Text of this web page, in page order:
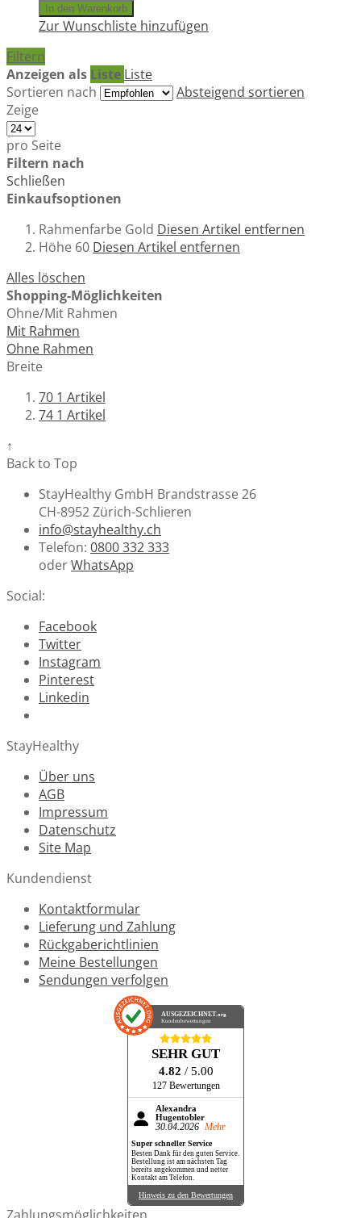
In den Warenkorb
Zur Wunschliste hinzufügen
Filtern
Anzeigen als Liste Liste
Sortieren nach
Absteigend sortieren
Zeige
pro Seite
Filtern nach
Schließen
Einkaufsoptionen
Rahmenfarbe Gold Diesen Artikel entfernen
Höhe 60 Diesen Artikel entfernen
Alles löschen
Shopping-Möglichkeiten
Ohne/Mit Rahmen
Mit Rahmen
Ohne Rahmen
Breite
70 1 Artikel
74 1 Artikel
↑
Back to Top
StayHealthy GmbH Brandstrasse 26
CH-8952 Zürich-Schlieren
info@stayhealthy.ch
Telefon: 0800 332 333
oderWhatsApp
Social:
Facebook
Twitter
Instagram
Pinterest
Linkedin
StayHealthy
Über uns
AGB
Impressum
Datenschutz
Site Map
Kundendienst
Kontaktformular
Lieferung und Zahlung
Rückgaberichtlinien
Meine Bestellungen
Sendungen verfolgen
AUSGEZEICHNET .org
Kundenbewertungen
SEHR GUT
4.82 / 5.00
127 Bewertungen
Alexandra
Hugentobler
30.04.2026 Mehr
Super schneller Service
Besten Dank für den guten Service.
Bestellung ist am nächsten Tag
bereits angekommen und netter
Kontakt am Telefon.
Hinweis zu den Bewertungen